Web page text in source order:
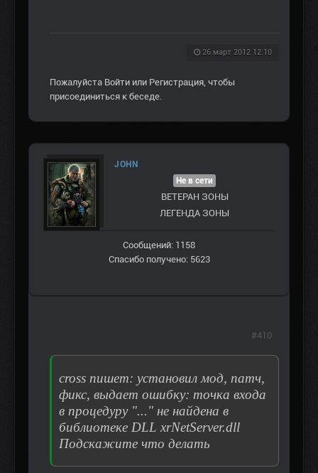
26 март 2012 12:10
Пожалуйста Войти или Регистрация, чтобы
присоединиться к беседе.
JOHN
Не в сети
ВЕТЕРАН ЗOНЫ
ЛЕГЕНДА ЗОНЫ
Сообщений: 1158
Спасибо получено: 5623
cross пишет: установил мод, патч,
фикс, выдает ошибку: точка входа
в процедуру "..." не найдена в
библиотеке DLL xrNetServer.dll
Подскажите что делать
#410